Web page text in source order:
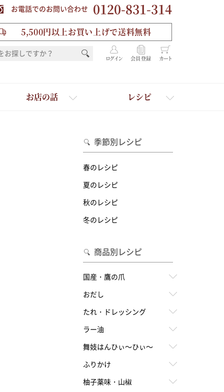
お電話でのお問い合わせ 0120-831-314
5,500円以上お買い上げで送料無料
ログイン 会員登録 カート
せて一味・七味を選ぶ
お店の話 レシピ
季節別レシピ
春のレシピ
夏のレシピ
秋のレシピ
冬のレシピ
商品別レシピ
国産・鷹の爪
おだし
たれ・ドレッシング
ラー油
舞妓はんひぃ～ひぃ～
ふりかけ
柚子薬味・山椒